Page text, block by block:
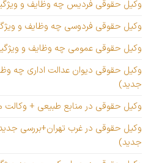
وکیل حقوقی فردیس چه وظایف و
وکیل حقوقی فردوسی چه وظایف و
وکیل حقوقی عمومی چه وظایف و
وکیل حقوقی دیوان عدالت اداری چه
جدید)
وکیل حقوقی در منابع طبیعی + وکالت
وکیل حقوقی در غرب تهران+بررسی
جدید)